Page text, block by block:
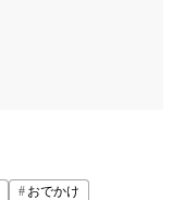
おでかけ